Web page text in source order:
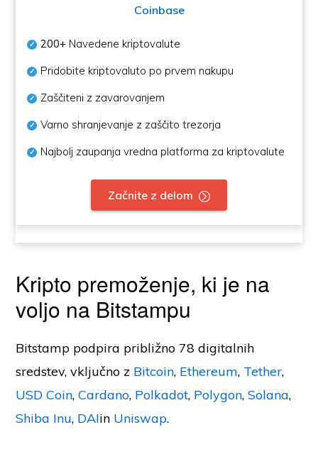
Coinbase
200+ Navedene kriptovalute
Pridobite kriptovaluto po prvem nakupu
Zaščiteni z zavarovanjem
Varno shranjevanje z zaščito trezorja
Najbolj zaupanja vredna platforma za kriptovalute
Začnite z delom
Kripto premoženje, ki je na
voljo na Bitstampu
Bitstamp podpira približno 78 digitalnih
sredstev, vključno z Bitcoin, Ethereum, Tether,
USD Coin,Cardano, Polkadot, Polygon,Solana,
Shiba Inu, DAIin Uniswap.